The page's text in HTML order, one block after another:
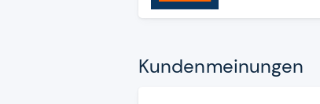
Kun­den­mei­nun­gen